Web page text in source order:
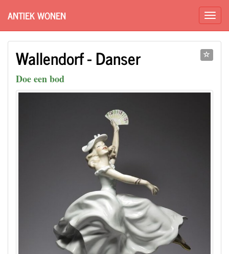
ANTIEK WONEN
Wallendorf - Danser
Doe een bod